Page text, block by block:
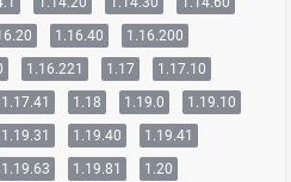
1.16.40
1.16.200
1.16.221 1.17
1.17.10
1.17.41 1.18 1.19.0
1.19.10
1.19.31 1.19.40
1.19.41
1.19.63 1.19.81 1.20